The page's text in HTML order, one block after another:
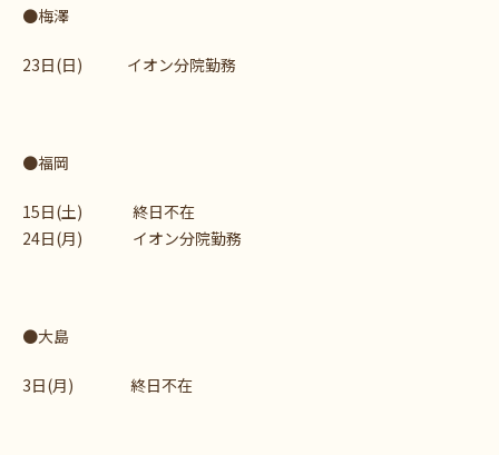
●梅澤
23日(日) イオン分院勤務
●福岡
15日(土) 終日不在
24日(月) イオン分院勤務
●大島
3日(月) 終日不在